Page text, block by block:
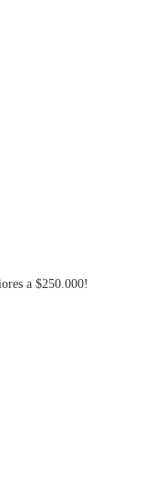
a $250.000!